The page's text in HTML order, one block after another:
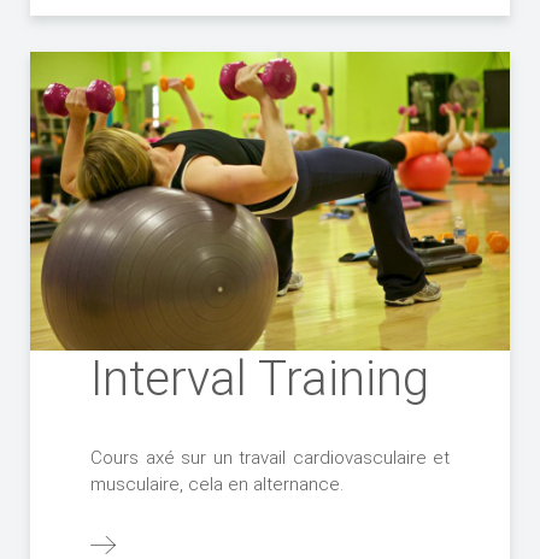
Interval Training
Cours axé sur un travail cardiovasculaire et
musculaire, cela en alternance.